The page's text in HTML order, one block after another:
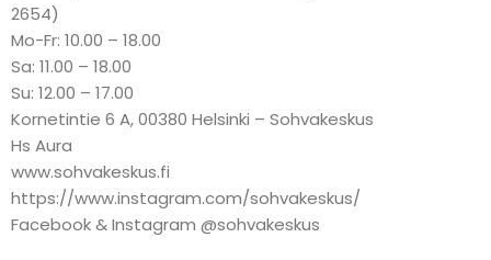
2654)
Mo-Fr: 10.00 – 18.00
Sa: 11.00 – 18.00
Su: 12.00 – 17.00
Kornetintie 6 A, 00380 Helsinki – Sohvakeskus
Hs Aura
www.sohvakeskus.fi
https://www.instagram.com/sohvakeskus/
Facebook & Instagram @sohvakeskus